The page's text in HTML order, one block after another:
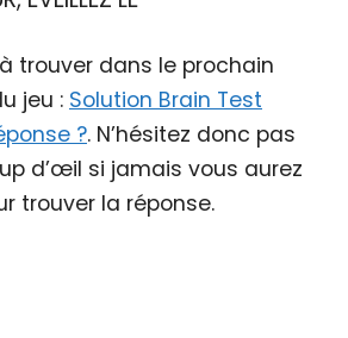
trouver dans le prochain
jeu : Solution Brain Test
?. N’hésitez donc pas
d’œil si jamais vous aurez
trouver la réponse.